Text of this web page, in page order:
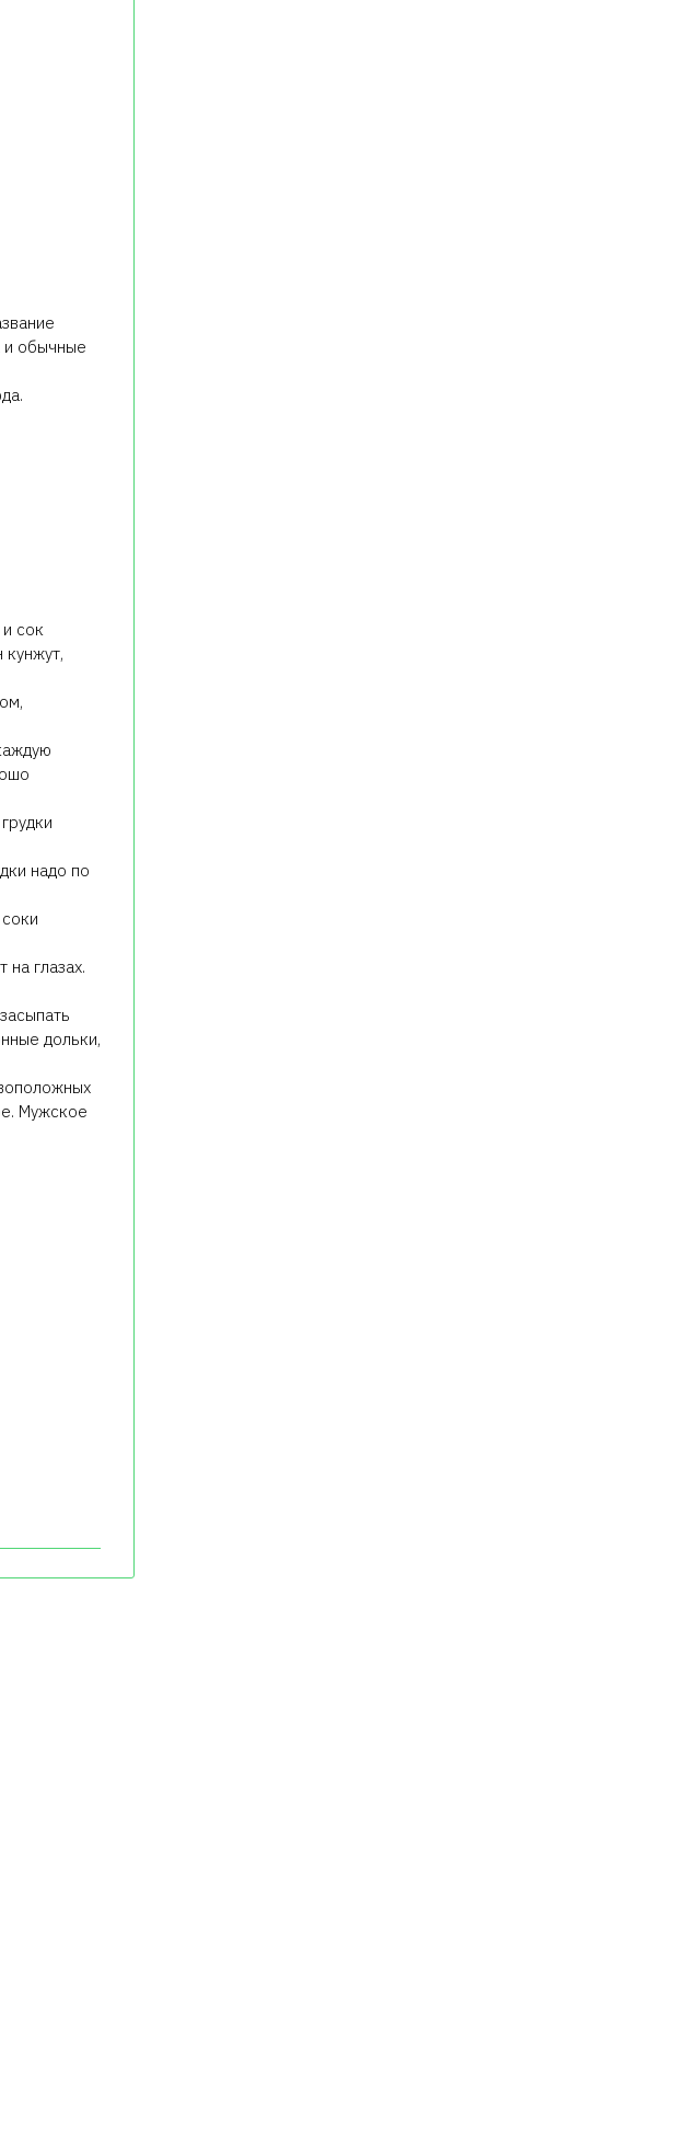
и обычные
сок
надо по
на глазах.
дольки,
Мужское